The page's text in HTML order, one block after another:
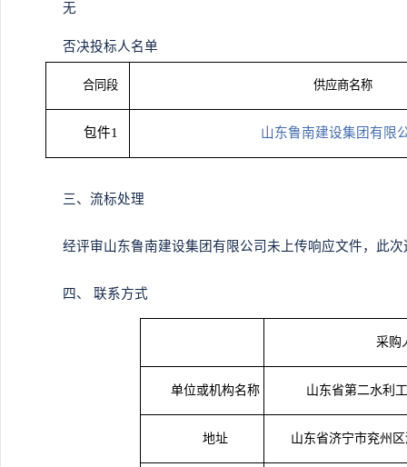
无
否决投标人名单
合同段 供应商名称
包件1 山东鲁南建设集团有限
三、 流标处理
经评审山东鲁南建设集团有限公司 未上传响应文件，此
四、 联系方式
采购
单位或机构名称 山东省第二水利
地址 山东省济宁市兖州